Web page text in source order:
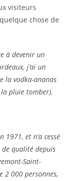
visiteurs
chose de
à devenir un
j’ai un
la vodka-ananas
pluie tomber).
1971, et n’a cessé
qualité depuis
Saint-
2 000 personnes,